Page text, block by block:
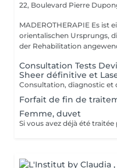
22, Boulevard Pierre
MADEROTHERAPIE Es ist eine tausend Jahre alte Technik
orientalischen Ursprungs,
der Rehabilitation
Consultation Tests
Sheer définitive et
Consultation, diagnostic et
Forfait de fin de
Femme, duvet